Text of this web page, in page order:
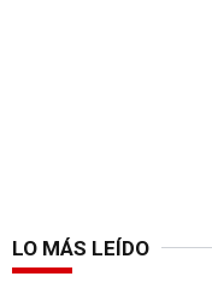
LO MÁS LEÍDO